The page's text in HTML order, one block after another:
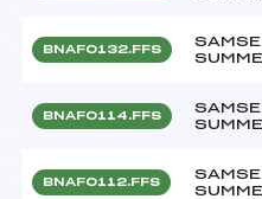
BNAF0132.FFS
BNAF0114.FFS
BNAF0112.FFS